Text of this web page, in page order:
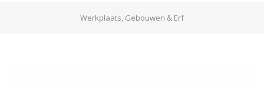
Werkplaats, Gebouwen & Erf